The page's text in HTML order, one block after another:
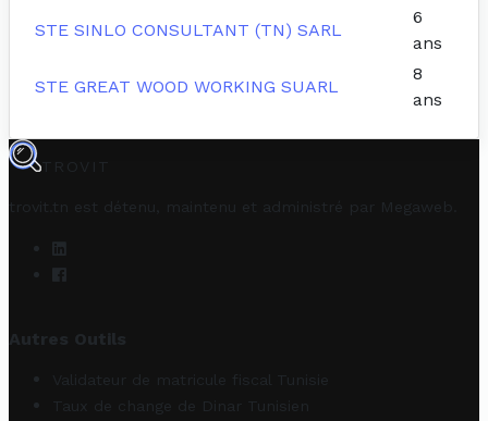
STE SINLO CONSULTANT (TN) SARL
6
ans
STE GREAT WOOD WORKING SUARL
8
ans
TROVIT
trovit.tn est détenu, maintenu et administré par Megaweb
Autres Outils
Validateur de matricule fiscal Tunisie
Taux de change de Dinar Tunisien